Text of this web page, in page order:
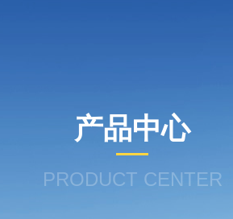
产品中心
PRODUCT CENTER